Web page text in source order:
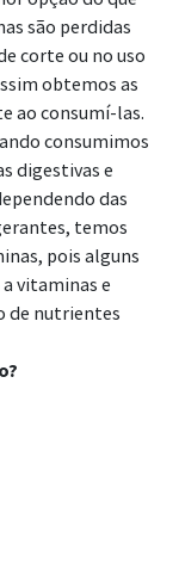
são perdidas
corte ou no uso
obtemos as
ao consumí-las.
consumimos
digestivas e
das
temos
pois alguns
vitaminas e
de nutrientes